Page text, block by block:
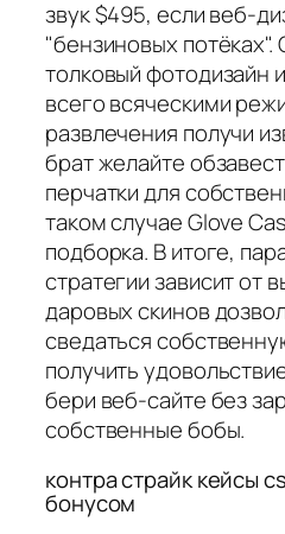
звук $495, если веб-
"бензиновых потёках".
толковый фотодизайн
всего всяческими
развлечения получи
брат желайте
перчатки для
таком случае Glove
подборка. В итоге,
стратегии зависит от
даровых скинов
сведаться
получить
бери веб-сайте без
собственные бобы.
контра страйк кейсы
бонусом